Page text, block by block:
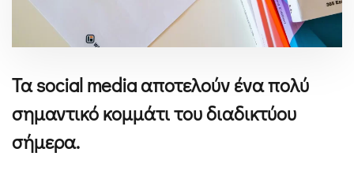
Τα social media αποτελούν ένα πολύ
σημαντικό κομμάτι του διαδικτύου
σήμερα.